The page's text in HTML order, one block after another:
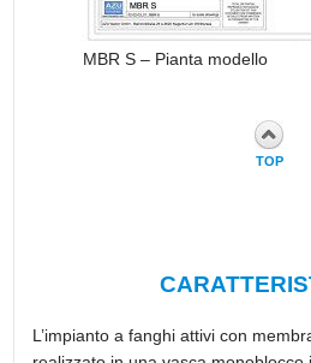
MBR S – Pianta modello
TOP
L’impianto a fanghi attivi con